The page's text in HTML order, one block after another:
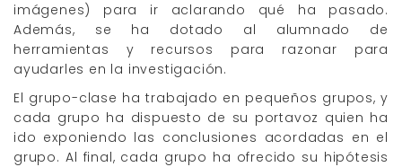
imágenes) para ir aclarando qué ha pasado.
Además, se ha dotado al alumnado de
herramientas y recursos para razonar para
ayudarles en la investigación.
El grupo-clase ha trabajado en pequeños grupos, y
cada grupo ha dispuesto de su portavoz quien ha
ido exponiendo las conclusiones acordadas en el
grupo. Al final, cada grupo ha ofrecido su hipótesis